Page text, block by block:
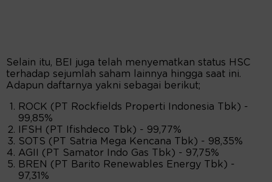
Selain itu, BEI juga telah menyematkan status HSC
terhadap sejumlah saham lainnya hingga saat ini.
Adapun daftarnya yakni sebagai berikut;
ROCK (PT Rockfields Properti Indonesia Tbk) -
99,85%
IFSH (PT Ifishdeco Tbk) - 99,77%
SOTS (PT Satria Mega Kencana Tbk) - 98,35%
AGII (PT Samator Indo Gas Tbk) - 97,75%
BREN (PT Barito Renewables Energy Tbk) -
97,31%